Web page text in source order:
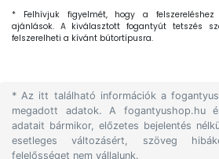
* Felhívjuk figyelmét, hogy a
ajánlások. A kiválasztott fogantyút tetszés
felszerelheti a kívánt bútortípusra.
* Az itt található információk a
megadott adatok. A fogantyushop.hu
adatait bármikor, előzetes bejelentés
esetleges változásért, szöveg
felelősséget nem vállalunk.